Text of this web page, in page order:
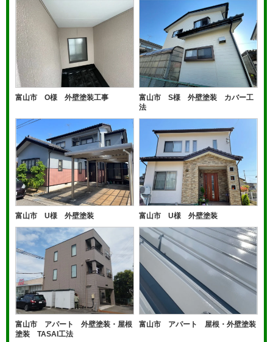
富山市 O様 外壁塗装工事
富山市 S様 外壁塗装 カバー工
法
富山市 U様 外壁塗装 富山市 U様 外壁塗装
富山市 アパート 外壁塗装・屋根
塗装 TASAI工法
富山市 アパート 屋根・外壁塗装